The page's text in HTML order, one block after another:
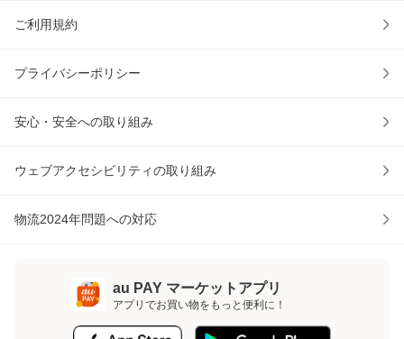
ご利用規約
プライバシーポリシー
安心・安全への取り組み
ウェブアクセシビリティの取り組み
物流2024年問題への対応
au PAY マーケットアプリ
アプリでお買い物をもっと便利に！